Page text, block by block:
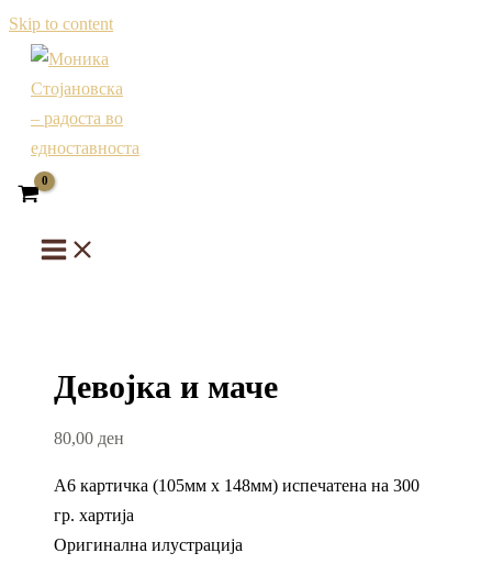
Skip to content
Девојка и маче
80,00 ден
А6 картичка (105мм х 148мм) испечатена на 300
гр. хартија
Оригинална илустрација